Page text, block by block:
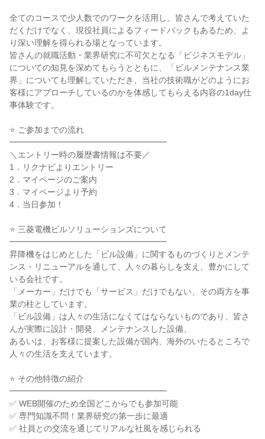
全てのコースで少人数でのワークを活用し、皆さんで考えていた
だくだけでなく、現役社員によるフィードバックもあるため、よ
り深い理解を得られる場となっています。
皆さんの就職活動・業界研究に不可欠となる「ビジネスモデル」
についての知見を深めてもらうとともに、「ビルメンテナンス業
界」についても理解していただき、当社の技術職がどのようにお
客様にアプローチしているのかを体感してもらえる内容の1day仕
事体験です。
⭐ ご参加までの流れ
━━━━━━━━━━━━━━━━━━━
＼エントリー時の履歴書情報は不要／
1．リクナビよりエントリー
2．マイページのご案内
3．マイページより予約
4．当日参加！
⭐ 三菱電機ビルソリューションズについて
━━━━━━━━━━━━━━━━━━━
昇降機をはじめとした「ビル設備」に関するものづくりとメンテ
ンス・リニューアルを通して、人々の暮らしを支え、豊かにして
いる会社です。
「メーカー」だけでも「サービス」だけでもない、その両方を事
業の柱としています。
「ビル設備」は人々の生活になくてはならないものであり、皆さ
んが実際に設計・開発、メンテナンスした設備、
あるいは、お客様に提案した設備が国内、海外のいたるところで
人々の生活を支えています。
⭐ その他特徴の紹介
━━━━━━━━━━━━━━━━━━━
✅ WEB開催のため全国どこからでも参加可能
✅ 専門知識不問！業界研究の第一歩に最適
✅ 社員との交流を通じてリアルな社風を感じられる